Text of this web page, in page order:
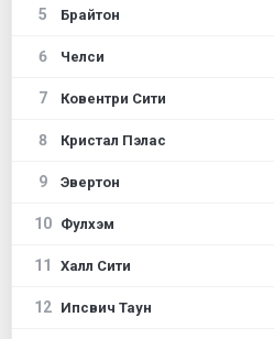
5 Брайтон
6 Челси
7 Ковентри Сити
8 Кристал Пэлас
9 Эвертон
10 Фулхэм
11 Халл Сити
12 Ипсвич Таун